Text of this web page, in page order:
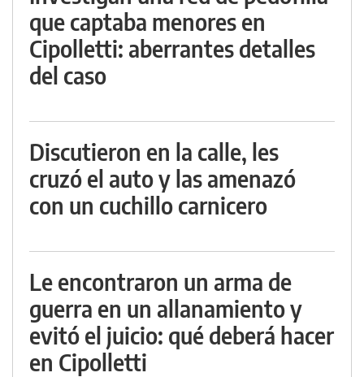
que captaba menores en
Cipolletti: aberrantes detalles
del caso
Discutieron en la calle, les
cruzó el auto y las amenazó
con un cuchillo carnicero
Le encontraron un arma de
guerra en un allanamiento y
evitó el juicio: qué deberá hacer
en Cipolletti